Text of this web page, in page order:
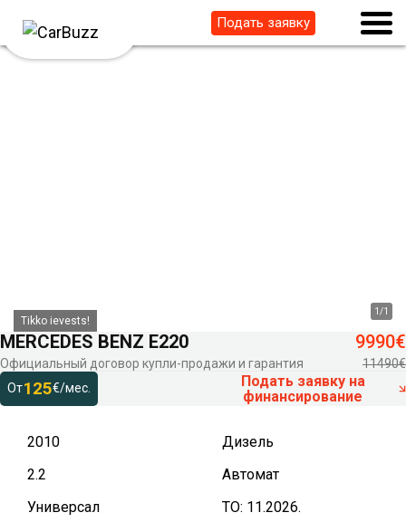
Подать заявку
1 /1
Tikko ievests!
MERCEDES BENZ E220
Официальный договор купли-продажи и гарантия
9990€
11490€
От125€/мес.
Подать заявку на
финансирование
2010
Дизель
2.2
Автомат
Универсал
TO: 11.2026.